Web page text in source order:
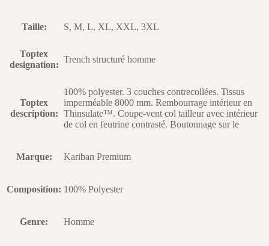
Taille: S, M, L, XL, XXL, 3XL
Toptex
designation:
Trench structuré homme
Toptex
description:
100% polyester. 3 couches contrecollées. Tissus
imperméable 8000 mm. Rembourrage intérieur en
Thinsulate™. Coupe-vent col tailleur avec intérieur
de col en feutrine contrasté. Boutonnage sur le
Marque: Kariban Premium
Composition: 100% Polyester
Genre: Homme